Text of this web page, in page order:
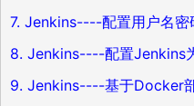
7. Jenkins----配置用户名密
8. Jenkins----配置Jenkins
9. Jenkins----基于Docker